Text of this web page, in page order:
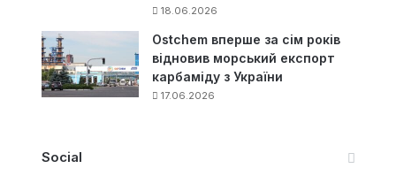
18.06.2026
Ostchem вперше за сім років
відновив морський експорт
карбаміду з України
17.06.2026
Social